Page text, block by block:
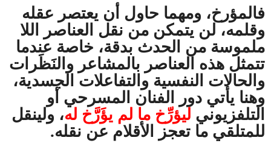
فالمؤرخ، ومهما حاول أن يعتصر عقله
وقلمه، لن يتمكن من نقل العناصر اللا
ملموسة من الحدث بدقة، خاصة عندما
تتمثل هذه العناصر بالمشاعر والنَظَرات
والحالات النفسية والتفاعلات الجسدية،
وهنا يأتي دور الفنان المسرحي أو
التلفزيوني ليؤرِّخ ما لم يؤَرَّخ له، ولينقل
للمتلقي ما تعجز الأقلام عن نقله.